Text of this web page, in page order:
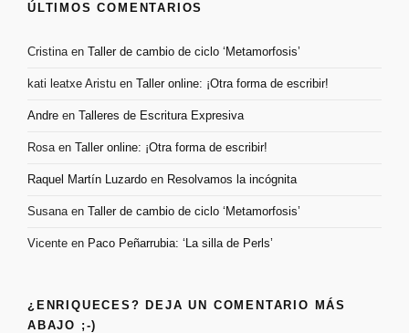
ÚLTIMOS COMENTARIOS
Cristinaen Taller de cambio de ciclo ‘Metamorfosis’
kati leatxe Aristu en Taller online: ¡Otra forma de escribir!
Andre en Talleres de Escritura Expresiva
Rosaen Taller online: ¡Otra forma de escribir!
Raquel Martín Luzardo en Resolvamos la incógnita
Susanaen Taller de cambio de ciclo ‘Metamorfosis’
Vicente en Paco Peñarrubia: ‘La silla de Perls’
¿ENRIQUECES? DEJA UN COMENTARIO MÁS
ABAJO ;-)